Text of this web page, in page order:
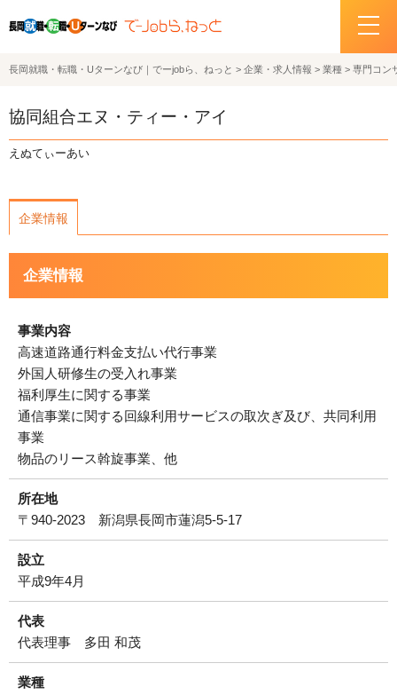
ホーム
イベント情報
サポートデスクの紹介
お問い合わせ
サイトポリシー
プライバシーポリシー
運営会社について
サイトマップ
長岡就職・転職・Uターンなび｜でーjobら、ねっと > 企業・求人情報 > 業種 > 専門コン
協同組合エヌ・ティー・アイ
えぬてぃーあい
企業情報
企業情報
事業内容
高速道路通行料金支払い代行事業
外国人研修生の受入れ事業
福利厚生に関する事業
通信事業に関する回線利用サービスの取次ぎ及び、共同利用
事業
物品のリース斡旋事業、他
所在地
〒940-2023 新潟県長岡市蓮潟5-5-17
設立
平成9年4月
代表
代表理事 多田 和茂
業種